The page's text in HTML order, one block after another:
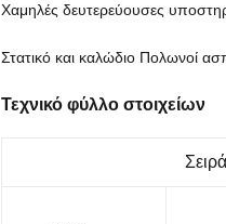
Χαμηλές δευτερεύουσες
Στατικό και καλώδιο Πολωνοί
Τεχνικό φύλλο στοιχείων